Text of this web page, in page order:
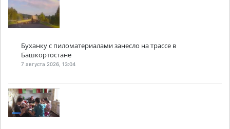
Буханку с пиломатериалами занесло на трассе в
Башкортостане
7 августа 2026, 13:04